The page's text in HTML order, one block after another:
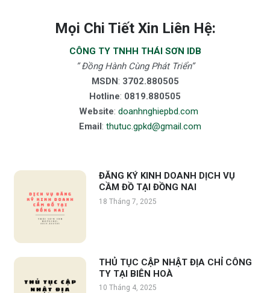
Mọi Chi Tiết Xin Liên Hệ:
CÔNG TY TNHH THÁI SƠN IDB
” Đồng Hành Cùng Phát Triển”
MSDN: 3702.880505
Hotline: 0819.880505
Website: doanhnghiepbd.com
Email: thutuc.gpkd@gmail.com
ĐĂNG KÝ KINH DOANH DỊCH VỤ
CẦM ĐỒ TẠI ĐỒNG NAI
18 Tháng 7, 2025
THỦ TỤC CẬP NHẬT ĐỊA CHỈ CÔNG
TY TẠI BIÊN HOÀ
10 Tháng 4, 2025